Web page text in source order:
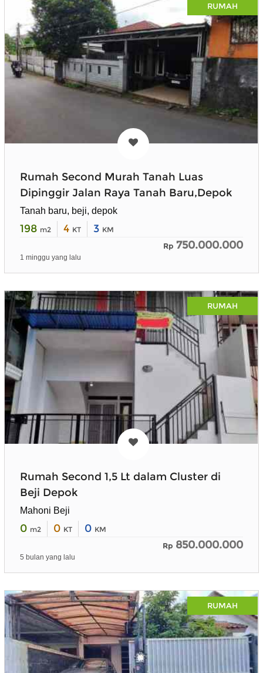
RUMAH
Rumah Second Murah Tanah Luas
Dipinggir Jalan Raya Tanah Baru,Depok
Tanah baru, beji, depok
198 m2 4 KT 3 KM
Rp 750.000.000
1 minggu yang lalu
RUMAH
Rumah Second 1,5 Lt dalam Cluster di
Beji Depok
Mahoni Beji
0 m2 0 KT 0 KM
Rp 850.000.000
5 bulan yang lalu
RUMAH